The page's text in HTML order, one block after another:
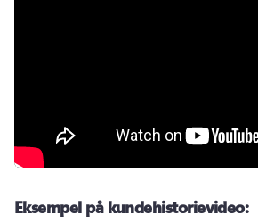
Eksempel på kundehistorievideo: